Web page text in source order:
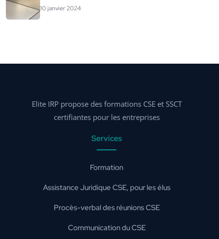
10 janvier 2024
Elite IRP propose des formations CSE et SSCT
certifiantes pour les entreprises
Services
Formation
Assistance Juridique CSE, pour les élus
Procès-verbal des réunions CSE
Communication du CSE